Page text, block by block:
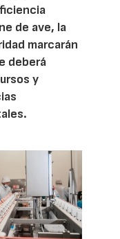
de ave, la
marcarán
deberá
y